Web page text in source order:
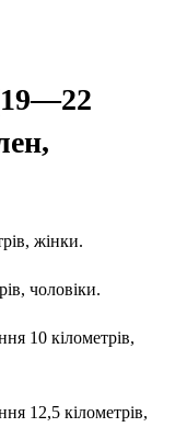
жінки.
чоловіки.
10 кілометрів,
12,5 кілометрів,